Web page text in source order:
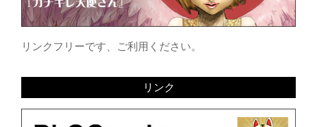
リンクフリーです、ご利用ください。
リンク